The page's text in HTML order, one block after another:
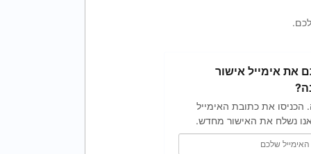
את אימייל אישור
הכניסו את כתובת האימייל
נשלח את האישור מחדש.